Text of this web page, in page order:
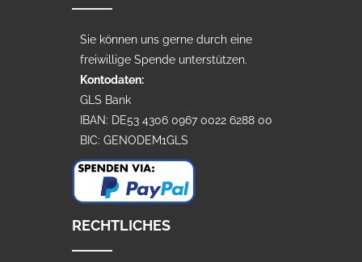
Sie können uns gerne durch eine
freiwillige Spende unterstützen.
Kontodaten:
GLS Bank
IBAN: DE53 4306 0967 0022 6288 00
BIC: GENODEM1GLS
RECHTLICHES